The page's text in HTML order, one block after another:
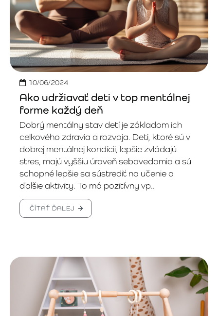
10/06/2024
Ako udržiavať deti v top mentálnej
forme každý deň
Dobrý mentálny stav detí je základom ich
celkového zdravia a rozvoja. Deti, ktoré sú v
dobrej mentálnej kondícii, lepšie zvládajú
stres, majú vyššiu úroveň sebavedomia a sú
schopné lepšie sa sústrediť na učenie a
ďalšie aktivity. To má pozitívny vp..
ČÍTAŤ ĎALEJ